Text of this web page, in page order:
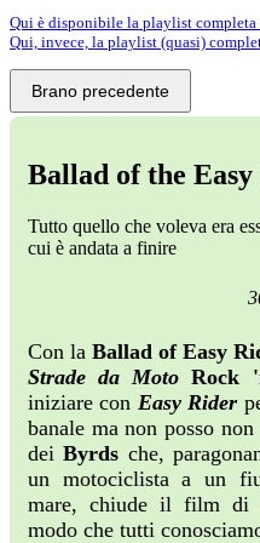
Qui è disponibile la playlist completa
Qui, invece, la playlist (quasi)
Brano precedente
Ballad of the
Tutto quello che voleva era
cui è andata a finire
Con laBallad of Easy
Strade da Moto Rock
iniziare con Easy Rider
banale ma non posso
deiByrds che,
un motociclista a un
mare, chiude il film di
modo che tutti